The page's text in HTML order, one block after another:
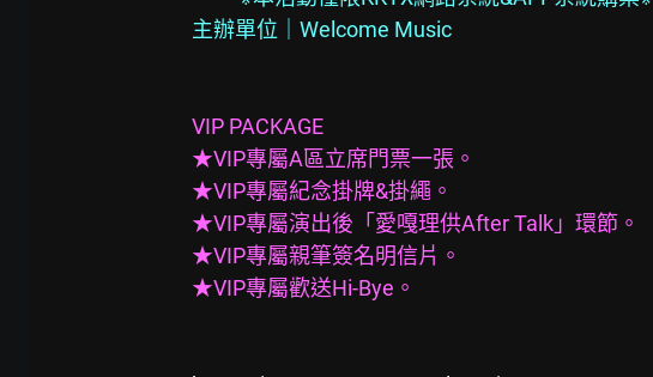
主辦單位｜Welcome Music
VIP PACKAGE
★VIP專屬A區立席門票一張。
★VIP專屬紀念掛牌&掛繩。
★VIP專屬演出後「愛嘎理供After Talk」環節。
★VIP專屬親筆簽名明信片。
★VIP專屬歡送Hi-Bye。